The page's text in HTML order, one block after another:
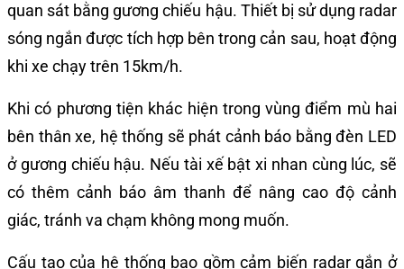
quan sát bằng gương chiếu hậu. Thiết bị sử dụng radar
sóng ngắn được tích hợp bên trong cản sau, hoạt động
khi xe chạy trên 15km/h.
Khi có phương tiện khác hiện trong vùng điểm mù hai
bên thân xe, hệ thống sẽ phát cảnh báo bằng đèn LED
ở gương chiếu hậu. Nếu tài xế bật xi nhan cùng lúc, sẽ
có thêm cảnh báo âm thanh để nâng cao độ cảnh
giác, tránh va chạm không mong muốn.
Cấu tạo của hệ thống bao gồm cảm biến radar gắn ở